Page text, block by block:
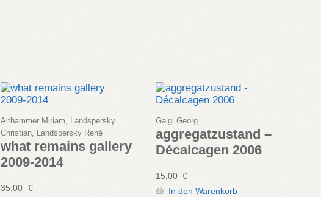
Althammer Miriam, Landspersky
Christian, Landspersky René
what remains gallery
2009-2014
35,00 €
Gaigl Georg
aggregatzustand –
Décalcagen 2006
15,00 €
In den Warenkorb